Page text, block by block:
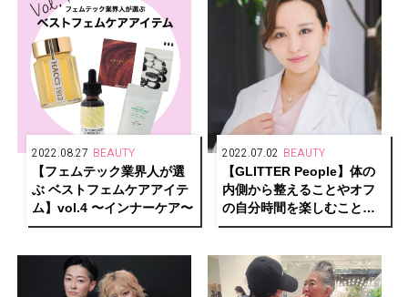
2022.08.27 BEAUTY
【フェムテック業界人が選
ぶ ベストフェムケアアイテ
ム】vol.4 〜インナーケア〜
2022.07.02 BEAUTY
【GLITTER People】体の
内側から整えることやオフ
の自分時間を楽しむことで
心も体も健康的で美しく輝